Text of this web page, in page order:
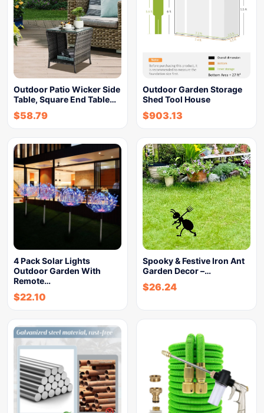
Outdoor Patio Wicker Side
Table, Square End Table…
$58.79
Outdoor Garden Storage
Shed Tool House
$903.13
4 Pack Solar Lights
Outdoor Garden With
Remote…
$22.10
Spooky & Festive Iron Ant
Garden Decor –…
$26.24